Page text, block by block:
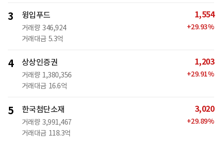
3 윙입푸드
거래량 346,924
거래대금 5.3억
1,554
+29.93%
4 상상인증권
거래량 1,380,356
거래대금 16.6억
1,203
+29.91%
5 한국첨단소재
거래량 3,991,467
거래대금 118.3억
3,020
+29.89%